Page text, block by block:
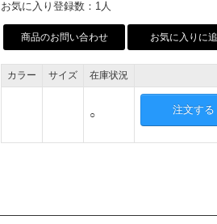
お気に入り登録数：1人
商品のお問い合わせ お気に入りに
カラー サイズ 在庫状況
○ 注文する